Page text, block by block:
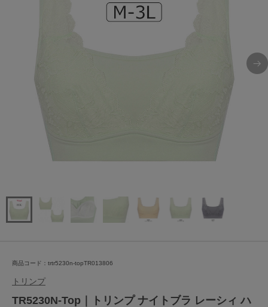
商品コード：trtr5230n-topTR013806
トリンプ
TR5230N-Top｜トリンプ ナイトブラ レーシィ ハ